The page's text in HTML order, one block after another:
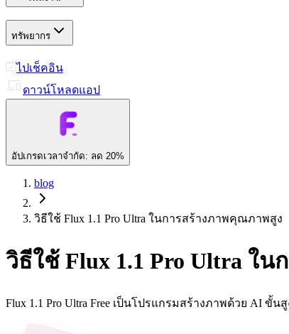
ทรัพยากร
ไปเช็คอิน
ดาวน์โหลดแอป
อัปเกรดเวลาจำกัด: ลด 20%
blog
วิธีใช้ Flux 1.1 Pro Ultra ในการสร้างภาพคุณภาพสูง
วิธีใช้ Flux 1.1 Pro Ultra ใ
Flux 1.1 Pro Ultra Free เป็นโปรแกรมสร้างภาพด้วย AI ขั้